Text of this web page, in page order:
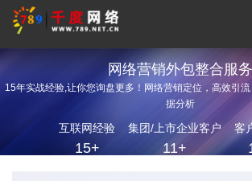
网络营销外包整合服务
15年实战经验,让你您询盘更多！网络营销定位，高效引
据分析
互联网经验
15+
集团/上市企业客户
11+
客